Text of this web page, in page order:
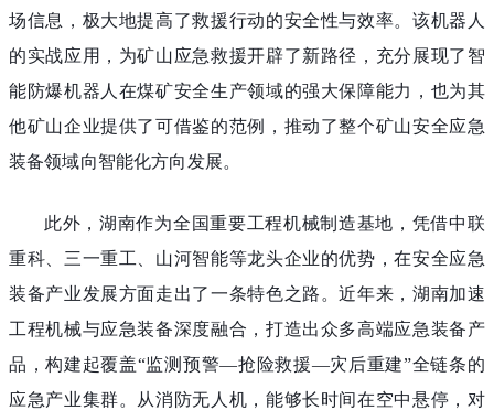
场信息，极大地提高了救援行动的安全性与效率。该机器人
的实战应用，为矿山应急救援开辟了新路径，充分展现了智
能防爆机器人在煤矿安全生产领域的强大保障能力，也为其
他矿山企业提供了可借鉴的范例，推动了整个矿山安全应急
装备领域向智能化方向发展。
此外，湖南作为全国重要工程机械制造基地，凭借中联
重科、三一重工、山河智能等龙头企业的优势，在安全应急
装备产业发展方面走出了一条特色之路。近年来，湖南加速
工程机械与应急装备深度融合，打造出众多高端应急装备产
品，构建起覆盖“监测预警—抢险救援—灾后重建”全链条的
应急产业集群。从消防无人机，能够长时间在空中悬停，对